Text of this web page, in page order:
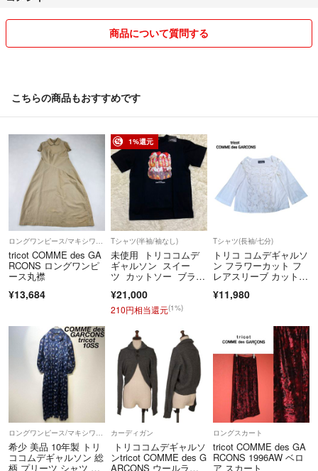
★お取り置きは致しかねます。
で、ご理解いただければと思います。
★ペットの飼育：なし
★喫煙：なし
ご迷惑をおかけすることもあるかもしれませんが、誠心誠意を込めて対
応させていただきます♪
何卒宜しくお願いいたしますm(__)m
商品について質問する
こちらの商品もおすすめです
tricot COMME des GA
RCONS ロングワンピ
ース丸襟
¥13,684
1%還元
Tシャツ(半袖/袖なし)
未使用 トリココムデ
ギャルソン スイー
ツ カットソー ブラッ
¥21,000
210円相当還元(1%)
Tシャツ(長袖/七分)
トリコ コムデギャルソ
ン フラワーカット フ
レアスリーブ カットソ
¥11,980
希少 美品 10年製 トリ
ココムデギャルソン 総
柄 プリーツ シャツ ワ
カーディガン
トリココムデギャルソ
ンtricot COMME des G
ARCONS ウールラウ
ロングスカート
tricot COMME des GA
RCONS 1996AW ベロ
ア スカート